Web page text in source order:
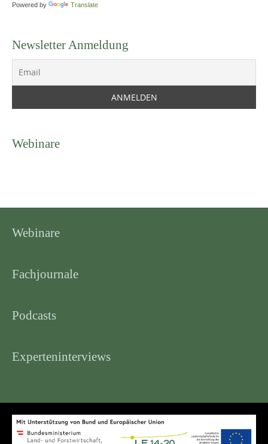
Powered by Translate
Newsletter Anmeldung
Webinare
Webinare
Fachjournale
Podcasts
Experteninterviews